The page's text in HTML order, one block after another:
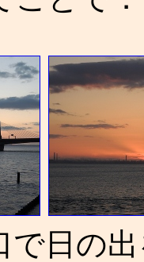
で日の